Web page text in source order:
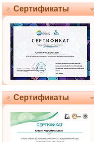
Сертификаты
Сертификаты